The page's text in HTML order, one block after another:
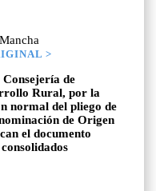
>
Consejería de
Rural, por la
normal del pliego de
de Origen
el documento